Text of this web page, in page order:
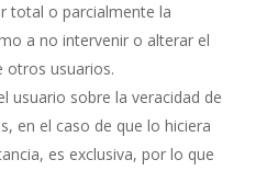
total o parcialmente la
a no intervenir o alterar el
otros usuarios.
usuario sobre la veracidad de
en el caso de que lo hiciera
es exclusiva, por lo que